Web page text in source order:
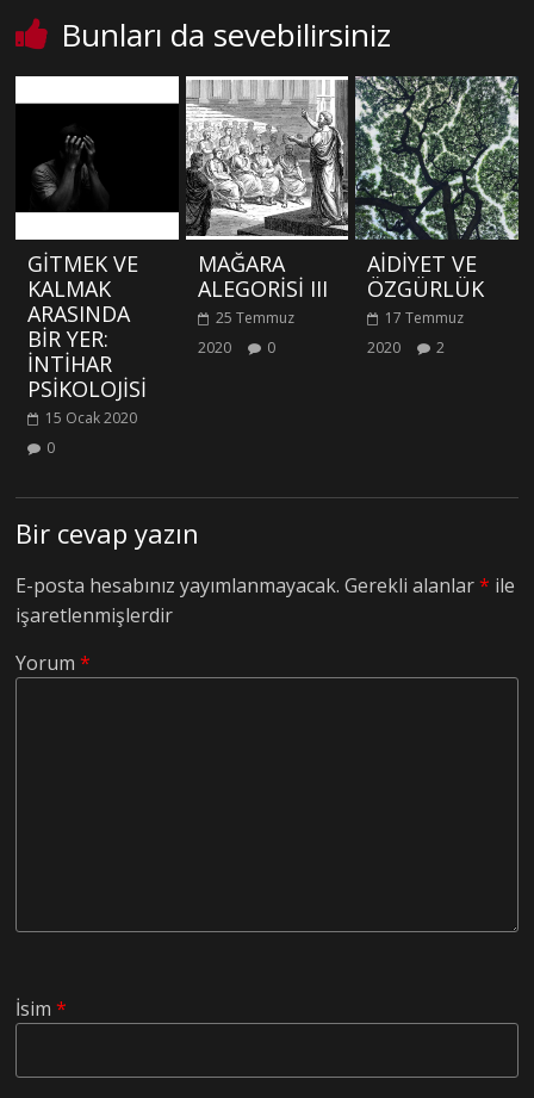
Bunları da sevebilirsiniz
GİTMEK VE
KALMAK
ARASINDA
BİR YER:
İNTİHAR
PSİKOLOJİSİ
15 Ocak 2020
0
MAĞARA
ALEGORİSİ III
25 Temmuz
2020
0
AİDİYET VE
ÖZGÜRLÜK
17 Temmuz
2020
2
Bir cevap yazın
E-posta hesabınız yayımlanmayacak. Gerekli alanlar* ile
işaretlenmişlerdir
Yorum*
İsim*